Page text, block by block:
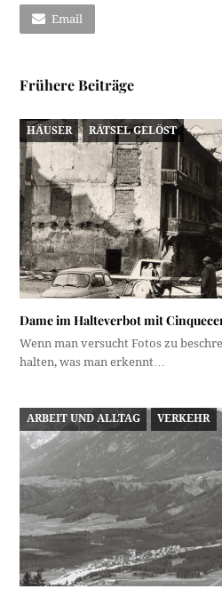
Email
Frühere Beiträge
HÄUSER RÄTSEL GELÖST
Dame im Halteverbot mit
Wenn man versucht Fotos zu
halten, was man erkennt…
ARBEIT UND ALLTAG VERKEHR